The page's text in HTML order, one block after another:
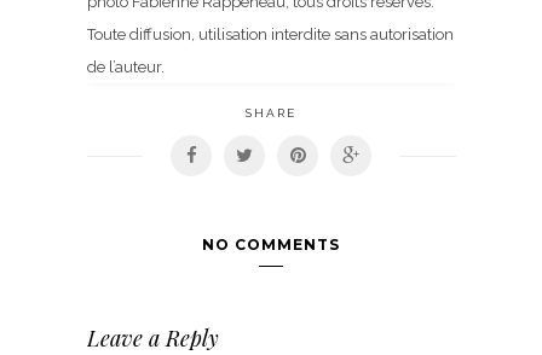
Toute diffusion, utilisation interdite sans autorisation
de l’auteur.
SHARE
NO COMMENTS
Leave a Reply